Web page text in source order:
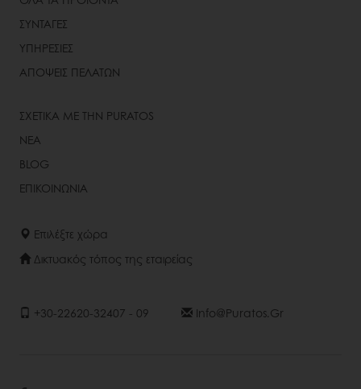
ΣΥΝΤΑΓΕΣ
ΥΠΗΡΕΣΙΕΣ
ΑΠΟΨΕΙΣ ΠΕΛΑΤΩΝ
ΣΧΕΤΙΚΑ ΜΕ ΤΗΝ PURATOS
ΝΕΑ
BLOG
ΕΠΙΚΟΙΝΩΝΙΑ
Επιλέξτε χώρα
Δικτυακός τόπος της εταιρείας
+30-22620-32407 - 09 Info@puratos.gr